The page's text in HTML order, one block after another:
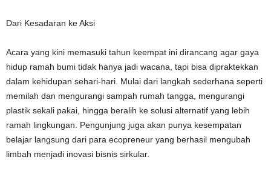
Dari Kesadaran ke Aksi
Acara yang kini memasuki tahun keempat ini dirancang agar gaya
hidup ramah bumi tidak hanya jadi wacana, tapi bisa dipraktekkan
dalam kehidupan sehari-hari. Mulai dari langkah sederhana seperti
memilah dan mengurangi sampah rumah tangga, mengurangi
plastik sekali pakai, hingga beralih ke solusi alternatif yang lebih
ramah lingkungan. Pengunjung juga akan punya kesempatan
belajar langsung dari para ecopreneur yang berhasil mengubah
limbah menjadi inovasi bisnis sirkular.